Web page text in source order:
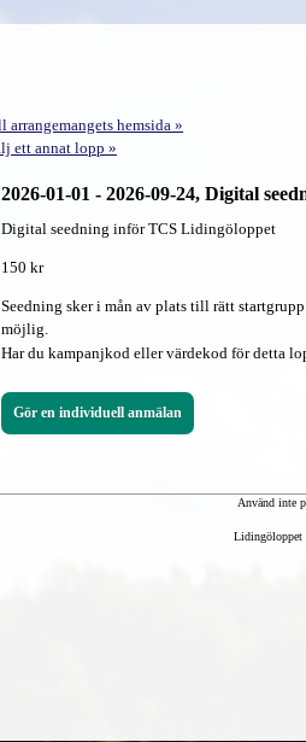
arrangemangets hemsida »
ett annat lopp »
2026-01-01 - 2026-09-24, Digital
Digital seedning inför TCS Lidingöloppet
150 kr
Seedning sker i mån av plats till rätt
möjlig.
Har du kampanjkod eller värdekod för detta
Använd inte
Lidingöloppet